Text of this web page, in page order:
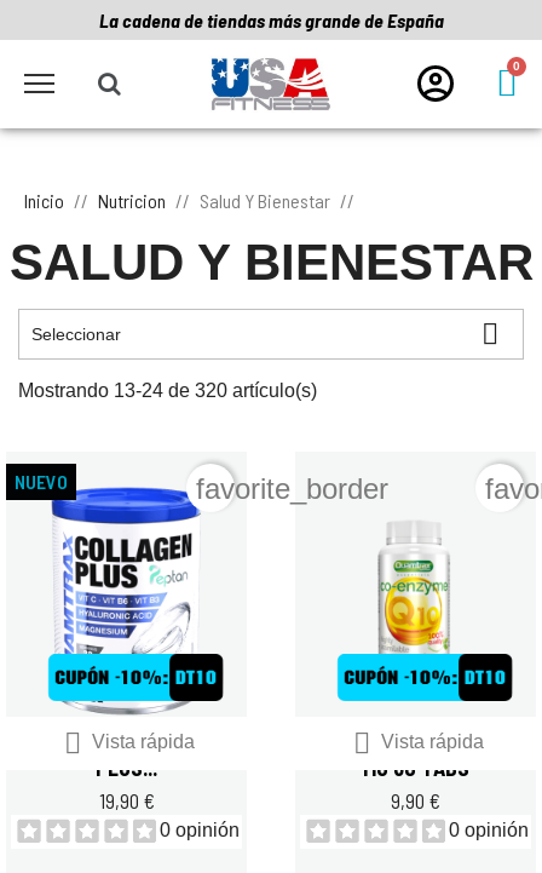
La cadena de tiendas más grande de España
Inicio Nutricion Salud Y Bienestar
SALUD Y BIENESTAR
Seleccionar 
Mostrando 13-24 de 320 artículo(s)
 Vista rápida
QUAMTRAX COLLAGEN
PLUS...
19,90 €
0 opinión
NUEVO favorite_border
 Vista rápida
QUAMTRAX CO Q-10 30
MG 60 TABS
9,90 €
0 opinión